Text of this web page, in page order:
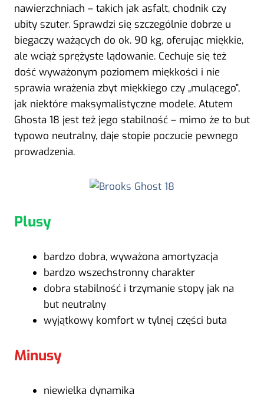
nawierzchniach – takich jak asfalt, chodnik czy
ubity szuter. Sprawdzi się szczególnie dobrze u
biegaczy ważących do ok. 90 kg, oferując miękkie,
ale wciąż sprężyste lądowanie. Cechuje się też
dość wyważonym poziomem miękkości i nie
sprawia wrażenia zbyt miękkiego czy „mulącego”,
jak niektóre maksymalistyczne modele. Atutem
Ghosta 18 jest też jego stabilność – mimo że to but
typowo neutralny, daje stopie poczucie pewnego
prowadzenia.
Plusy
bardzo dobra, wyważona amortyzacja
bardzo wszechstronny charakter
dobra stabilność i trzymanie stopy jak na
but neutralny
wyjątkowy komfort w tylnej części buta
Minusy
niewielka dynamika